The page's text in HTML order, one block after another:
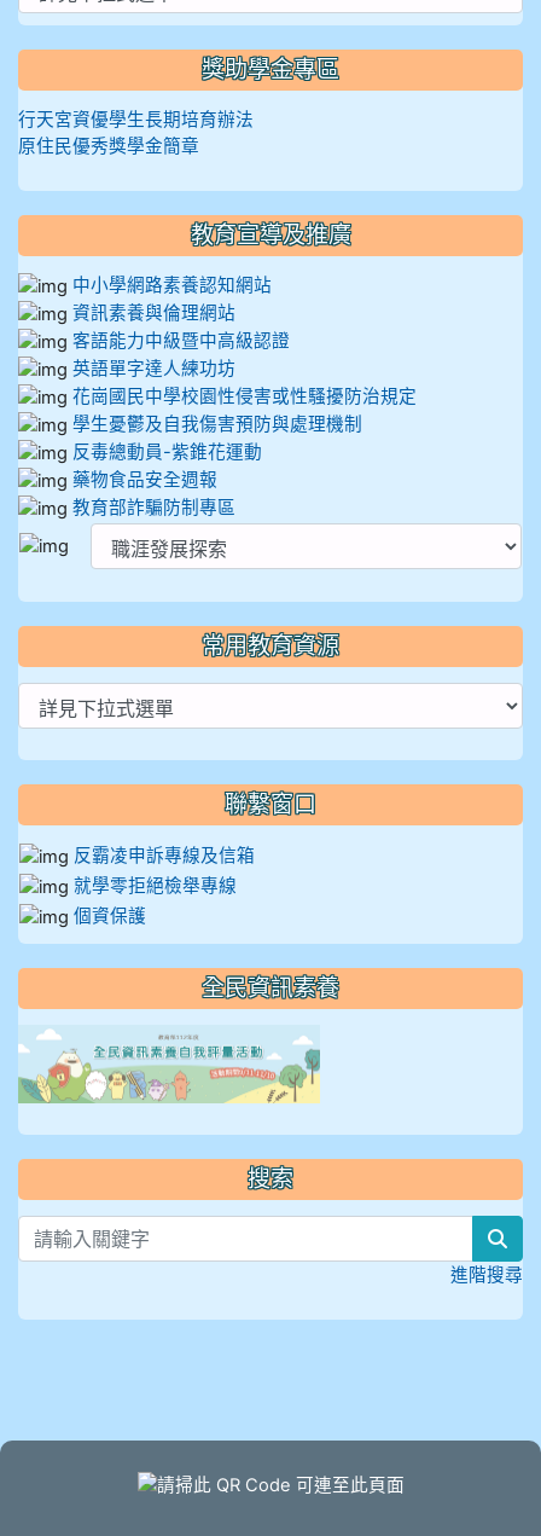
獎助學金專區
行天宮資優學生長期培育辦法
原住民優秀獎學金簡章
教育宣導及推廣
中小學網路素養認知網站
資訊素養與倫理網站
客語能力中級暨中高級認證
英語單字達人練功坊
花崗國民中學校園性侵害或性騷擾防治規定
學生憂鬱及自我傷害預防與處理機制
反毒總動員-紫錐花運動
藥物食品安全週報
教育部詐騙防制專區
常用教育資源
聯繫窗口
反霸凌申訴專線及信箱
就學零拒絕檢舉專線
個資保護
全民資訊素養
搜索
進階搜尋